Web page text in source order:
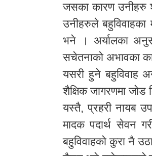
जसका कारण उनीहरु
उनीहरुले बहुविवाहका
भने । अर्यालका
सचेतनाको अभावका
यसरी हुने बहुविवाह
शैक्षिक जागरणमा जोड
यस्तै, प्रहरी नायब
मादक पदार्थ सेवन
बहुविवाहको कुरा नै